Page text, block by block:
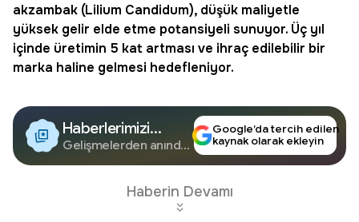
akzambak (Lilium Candidum), düşük maliyetle
yüksek gelir elde etme potansiyeli sunuyor. Üç yıl
içinde üretimin 5 kat artması ve ihraç edilebilir bir
marka haline gelmesi hedefleniyor.
Haberlerimizi
Google'da Takip
Edin
Gelişmelerden anında
Google’da tercih edilen
kaynak olarak ekleyin
Haberin Devamı